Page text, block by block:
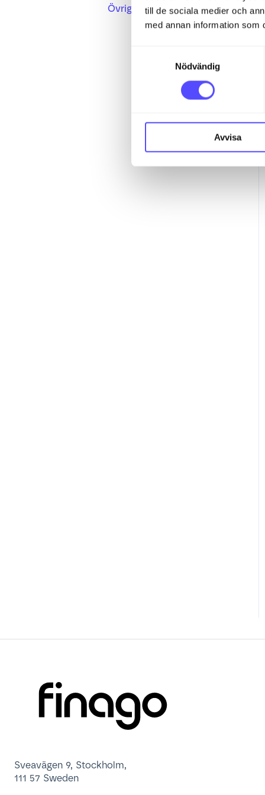
till de sociala medier och
med annan information som
s
Nödvändig
Avvisa
Övrigt
Sveavägen 9, Stockholm,
111 57 Sweden